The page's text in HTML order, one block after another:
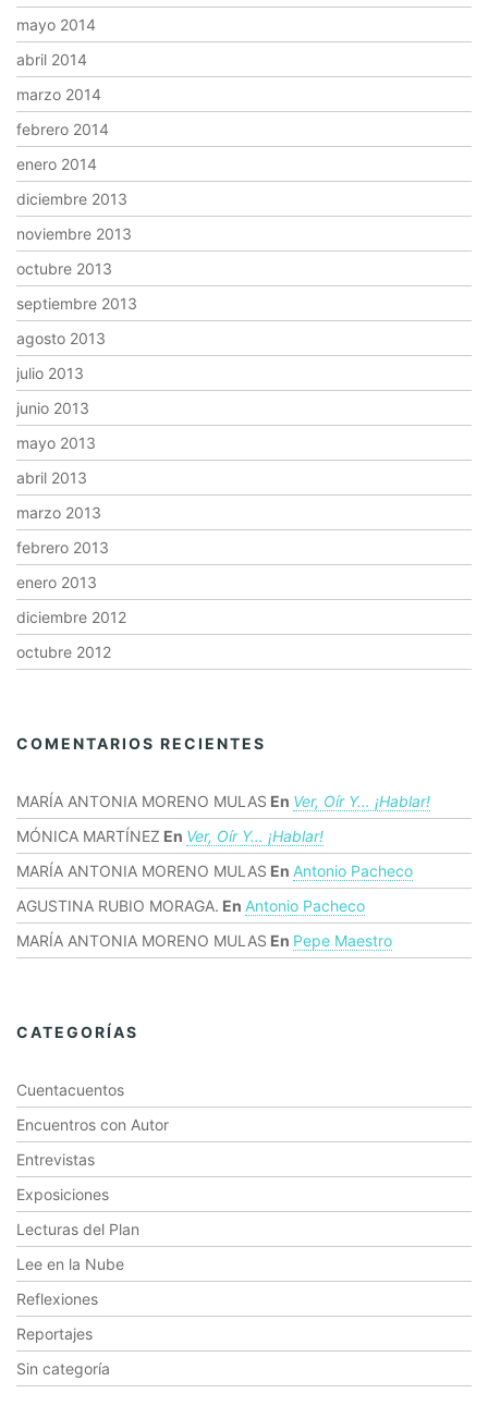
mayo 2014
abril 2014
marzo 2014
febrero 2014
enero 2014
diciembre 2013
noviembre 2013
octubre 2013
septiembre 2013
agosto 2013
julio 2013
junio 2013
mayo 2013
abril 2013
marzo 2013
febrero 2013
enero 2013
diciembre 2012
octubre 2012
COMENTARIOS RECIENTES
MARÍA ANTONIA MORENO MULAS En Ver, Oír Y… ¡hablar!
MÓNICA MARTÍNEZ En Ver, Oír Y… ¡hablar!
MARÍA ANTONIA MORENO MULAS En Antonio Pacheco
AGUSTINA RUBIO MORAGA. En Antonio Pacheco
MARÍA ANTONIA MORENO MULAS En Pepe Maestro
CATEGORÍAS
Cuentacuentos
Encuentros con Autor
Entrevistas
Exposiciones
Lecturas del Plan
Lee en la Nube
Reflexiones
Reportajes
Sin categoría